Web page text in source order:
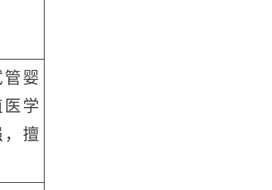
婴
学
擅